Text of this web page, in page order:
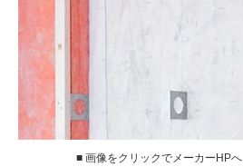
■ 画像をクリックでメーカーHPへ